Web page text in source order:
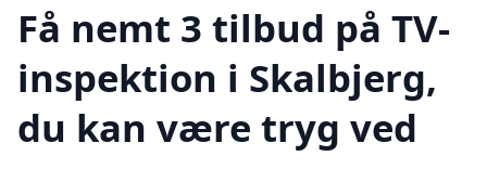
Få nemt 3 tilbud på TV-
inspektion i Skalbjerg,
du kan være tryg ved